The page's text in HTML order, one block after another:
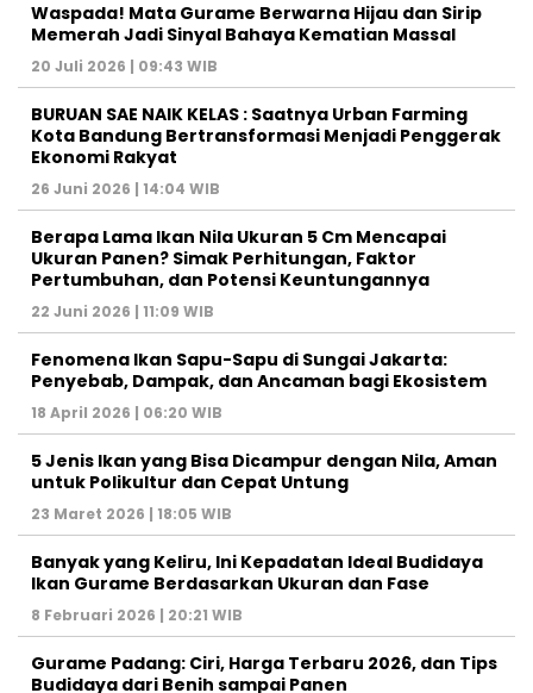
Waspada! Mata Gurame Berwarna Hijau dan Sirip
Memerah Jadi Sinyal Bahaya Kematian Massal
20 Juli 2026 | 09:43 WIB
BURUAN SAE NAIK KELAS : Saatnya Urban Farming
Kota Bandung Bertransformasi Menjadi Penggerak
Ekonomi Rakyat
26 Juni 2026 | 14:04 WIB
Berapa Lama Ikan Nila Ukuran 5 Cm Mencapai
Ukuran Panen? Simak Perhitungan, Faktor
Pertumbuhan, dan Potensi Keuntungannya
22 Juni 2026 | 11:09 WIB
Fenomena Ikan Sapu-Sapu di Sungai Jakarta:
Penyebab, Dampak, dan Ancaman bagi Ekosistem
18 April 2026 | 06:20 WIB
5 Jenis Ikan yang Bisa Dicampur dengan Nila, Aman
untuk Polikultur dan Cepat Untung
23 Maret 2026 | 18:05 WIB
Banyak yang Keliru, Ini Kepadatan Ideal Budidaya
Ikan Gurame Berdasarkan Ukuran dan Fase
8 Februari 2026 | 20:21 WIB
Gurame Padang: Ciri, Harga Terbaru 2026, dan Tips
Budidaya dari Benih sampai Panen